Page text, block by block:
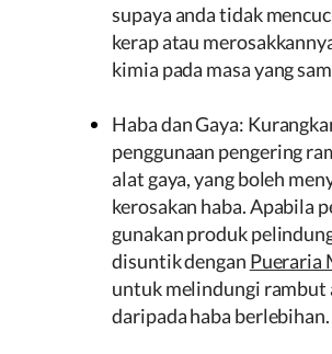
supaya anda tidak
kerap atau
kimia pada masa yang
Haba dan Gaya:
penggunaan pengering
alat gaya, yang boleh
kerosakan haba. Apabila
gunakan produk
disuntik dengan Pueraria
untuk melindungi rambut
daripada haba berlebihan.